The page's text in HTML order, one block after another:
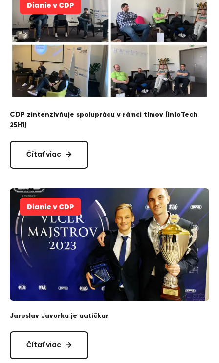
Dianie v CDP
CDP zintenzívňuje spoluprácu v rámci tímov (InfoTech
25H1)
Čítať viac
Dianie v CDP
Jaroslav Javorka je autíčkar
Čítať viac